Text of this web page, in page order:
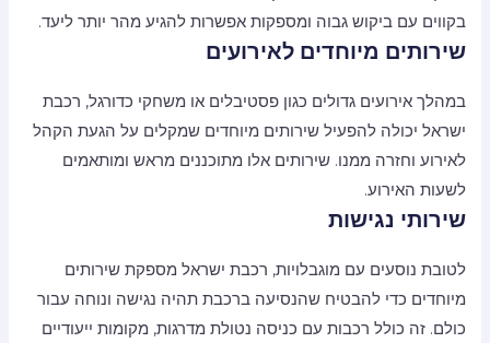
בקווים עם ביקוש גבוה ומספקות אפשרות להגיע מהר יותר ליעד.
שירותים מיוחדים לאירועים
במהלך אירועים גדולים כגון פסטיבלים או משחקי כדורגל, רכבת
ישראל יכולה להפעיל שירותים מיוחדים שמקלים על הגעת הקהל
לאירוע וחזרה ממנו. שירותים אלו מתוכננים מראש ומותאמים
לשעות האירוע.
שירותי נגישות
לטובת נוסעים עם מוגבלויות, רכבת ישראל מספקת שירותים
מיוחדים כדי להבטיח שהנסיעה ברכבת תהיה נגישה ונוחה עבור
כולם. זה כולל רכבות עם כניסה נטולת מדרגות, מקומות ייעודיים